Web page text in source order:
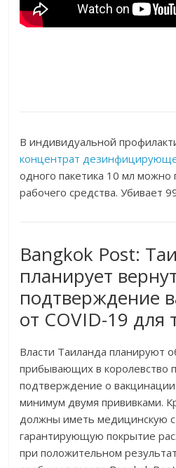
В индивидуальной
концентрат
одного пакетика 10 мл можно
рабочего средства. Убивает
Bangkok Post:
планирует
подтверждение
от COVID-19 для
Власти Таиланда планируют
прибывающих в королевство
подтверждение о вакцинации
минимум двумя прививками.
должны иметь медицинскую
гарантирующую покрытие
при положительном